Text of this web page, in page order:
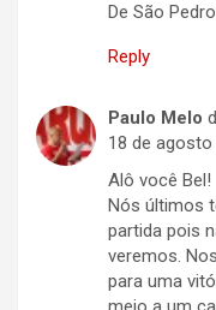
De São
Reply
Paulo Melo
18 de agosto
Alô você Bel!
Nós últimos
partida pois
veremos.
para uma